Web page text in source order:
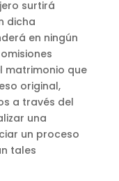
surtirá
dicha
en ningún
matrimonio que
original,
a través del
una
un proceso
tales